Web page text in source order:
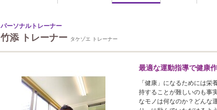
パーソナルトレーナー
竹添 トレーナー タケゾエ トレーナー
最適な運動指導で健康
「健康」になるためには
持することが難しいのも事
なモノは何なのか？どんな